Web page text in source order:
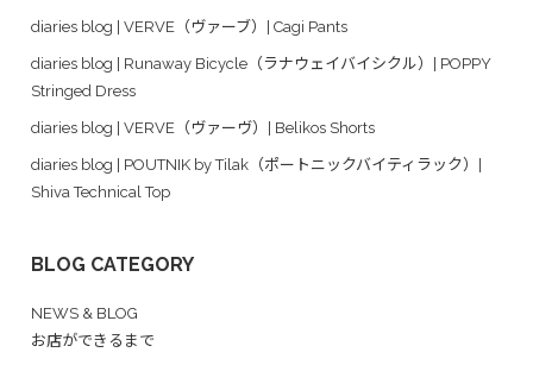
diaries blog | VERVE（ヴァーブ）| Cagi Pants
diaries blog | Runaway Bicycle（ラナウェイバイシクル）| POPPY
Stringed Dress
diaries blog | VERVE（ヴァーヴ）| Belikos Shorts
diaries blog | POUTNIK by Tilak（ポートニックバイティラック）|
Shiva Technical Top
BLOG CATEGORY
NEWS & BLOG
お店ができるまで